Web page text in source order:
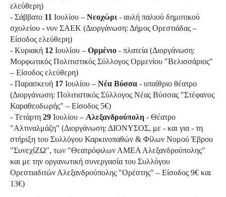
ελεύθερη)
- Σάββατο 11 Ιουλίου – Νεοχώρι - αυλή παλιού δημοτικού
σχολείου - νυν ΣΑΕΚ (Διοργάνωση: Δήμος Ορεστιάδας –
Είσοδος ελεύθερη)
- Κυριακή 12 Ιουλίου – Ορμένιο - πλατεία (Διοργάνωση:
Μορφωτικός Πολιτιστικός Σύλλογος Ορμενίου "Βελισσάριος"
– Είσοδος ελεύθερη)
- Παρασκευή 17 Ιουλίου – Νέα Βύσσα - υπαίθριο θέατρο
(Διοργάνωση: Πολιτιστικός Σύλλογος Νέας Βύσσας "Στέφανος
Καραθεοδωρής" – Είσοδος 5€)
- Τετάρτη 29 Ιουλίου – Αλεξανδρούπολη - Θέατρο
"Αλτιναλμάζη" (Διοργάνωση: ΔΙΟΝΥΣΟΣ, με - και για - τη
στήριξη του Συλλόγου Καρκινοπαθών & Φίλων Νομού Έβρου
"ΣυνεχίΖΩ", των "Θεατρόφιλων ΑΜΕΑ Αλεξανδρούπολης"
και με την οργανωτική συνεργασία του Συλλόγου
Ορεστιαδιτών Αλεξανδρούπολης "Ορέστης" – Είσοδος 9€ και
13€)